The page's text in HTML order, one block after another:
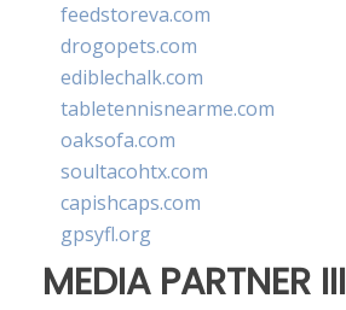
feedstoreva.com
drogopets.com
ediblechalk.com
tabletennisnearme.com
oaksofa.com
soultacohtx.com
capishcaps.com
gpsyfl.org
MEDIA PARTNER III